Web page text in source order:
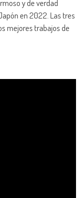
y de verdad
en 2022. Las tres
mejores trabajos de